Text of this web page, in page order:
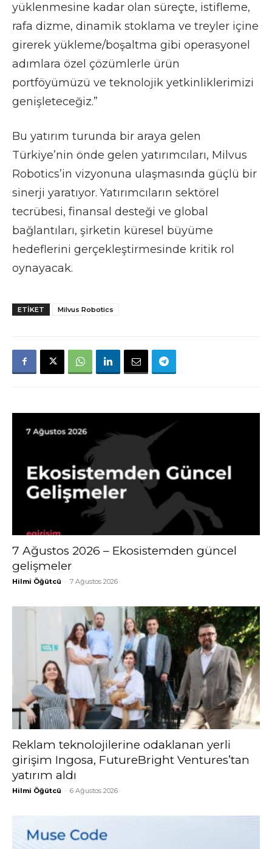
yüklenmesine kadar olan süreçte, istifleme,
rafa dizme, dinamik stoklama ve treyler içine
girerek yükleme/boşaltma gibi operasyonel
adımlara özel çözümlerle ürün
portföyümüzü ve teknolojik yetkinliklerimizi
genişleteceğiz.”
Bu yatırım turunda bir araya gelen
Türkiye’nin önde gelen yatırımcıları, Milvus
Robotics’in vizyonuna ulaşmasında güçlü bir
sinerji yaratıyor. Yatırımcıların sektörel
tecrübesi, finansal desteği ve global
bağlantıları, şirketin küresel büyüme
hedeflerini gerçekleştirmesinde kritik rol
oynayacak.
ETIKET Milvus Robotics
7 Ağustos 2026 – Ekosistemden güncel
gelişmeler
Hilmi Öğütcü - 7 Ağustos 2026
Reklam teknolojilerine odaklanan yerli
girişim Ingosa, FutureBright Ventures’tan
yatırım aldı
Hilmi Öğütcü - 6 Ağustos 2026